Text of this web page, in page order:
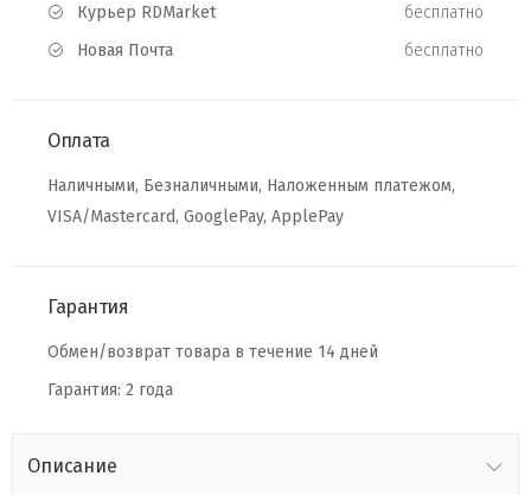
Курьер RDMarket
бесплатно
Новая Почта
бесплатно
Оплата
Наличными, Безналичными, Наложенным платежом,
VISA/Mastercard, GooglePay, ApplePay
Гарантия
Обмен/возврат товара в течение 14 дней
Гарантия: 2 года
Описание